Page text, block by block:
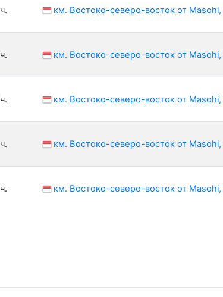
км. Востоко-северо-восток от
км. Востоко-северо-восток от
км. Востоко-северо-восток от
км. Востоко-северо-восток от
км. Востоко-северо-восток от